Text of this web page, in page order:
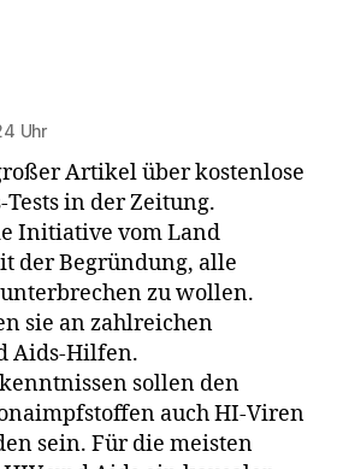
Uhr
Artikel über kostenlose
in der Zeitung.
Initiative vom Land
der Begründung, alle
zu wollen.
sie an zahlreichen
Aids-Hilfen.
sollen den
auch HI-Viren
sein. Für die meisten